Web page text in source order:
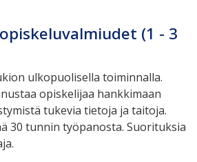
(1 - 3
ulkopuolisella toiminnalla.
opiskelijaa hankkimaan
tukevia tietoja ja taitoja.
30 tunnin työpanosta. Suorituksia